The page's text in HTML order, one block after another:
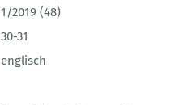
1/2019 (48)
30-31
englisch